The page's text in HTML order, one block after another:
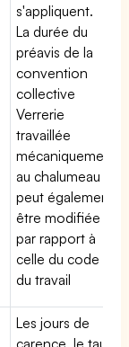
s'appliquent.
La durée du
préavis de la
convention
collective
Verrerie
travaillée
mécaniquement
au chalumeau
peut également
être modifiée
par rapport à
celle du code
du travail
Les jours de
carence, le taux